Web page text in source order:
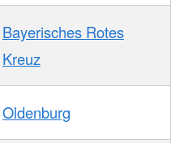
Bayerisches Rotes
Kreuz
Oldenburg